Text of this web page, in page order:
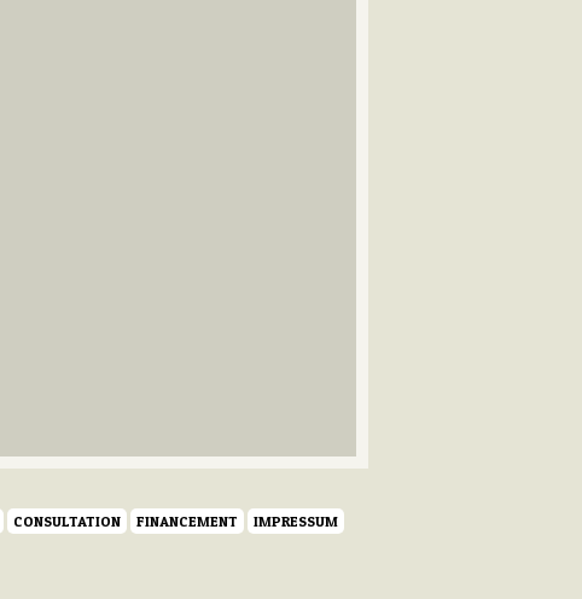
CONSULTATION FINANCEMENT IMPRESSUM